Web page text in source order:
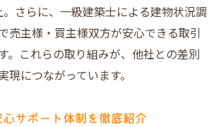
さらに、一級建築士による建物状況調
売主様・買主様双方が安心できる取引
。これらの取り組みが、他社との差別
現につながっています。
サポート体制を徹底紹介